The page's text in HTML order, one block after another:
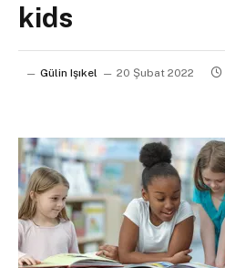
kids
Gülin Işıkel 20 Şubat 2022